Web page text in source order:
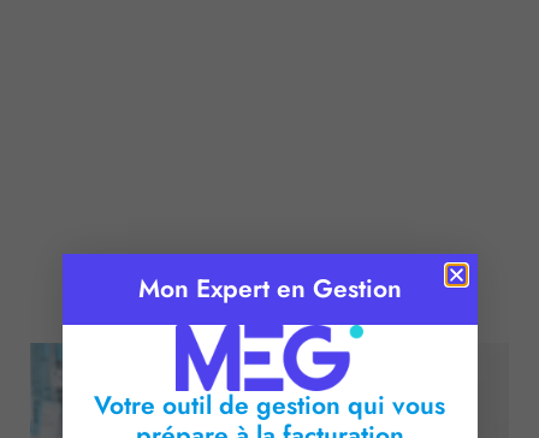
Publié le :13 janvier 2017
Mon Expert en Gestion
Votre outil de gestion qui vous